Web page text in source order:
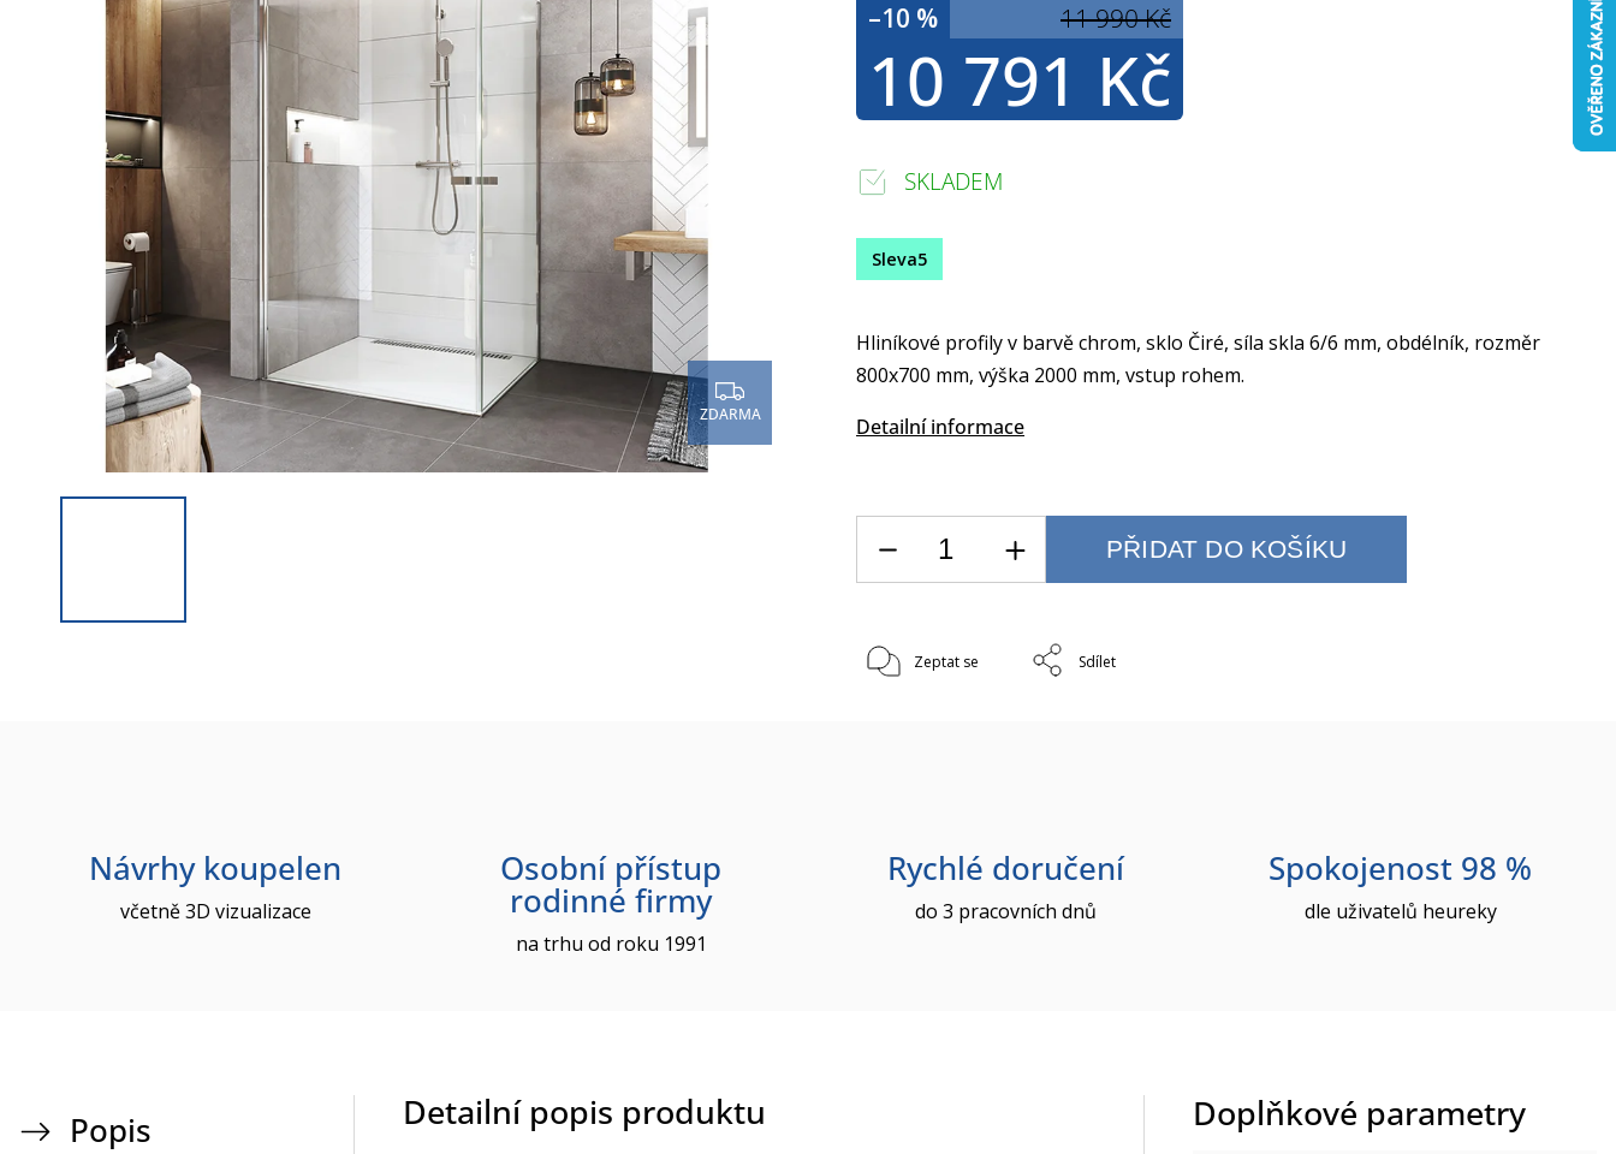
ZDARMA
11 990 Kč
–10 %
10 791 Kč
Sleva5
Hliníkové profily v barvě chrom, sklo Čiré, síla skla 6/6 mm, obdélník, rozměr
800x700 mm, výška 2000 mm, vstup rohem.
Detailní informace
SKLADEM
PŘIDAT DO KOŠÍKU
Zeptat se Sdílet
Návrhy koupelen
včetně 3D vizualizace
Osobní přístup
rodinné firmy
na trhu od roku 1991
Rychlé doručení
do 3 pracovních dnů
Spokojenost 98 %
dle uživatelů heureky
Popis
Detailní popis produktu Doplňkové parametry